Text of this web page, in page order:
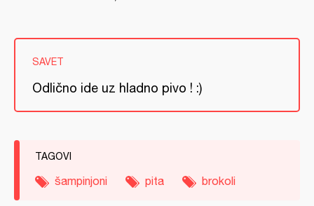
SAVET
Odlično ide uz hlаdno pivo ! :)
TAGOVI
šampinjoni pita brokoli